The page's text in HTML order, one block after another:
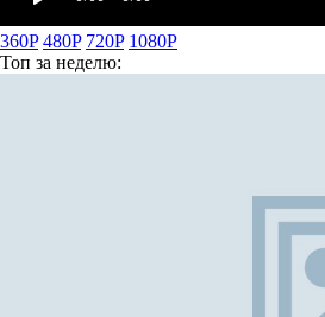
360P 480P 720P 1080P
Топ за неделю: